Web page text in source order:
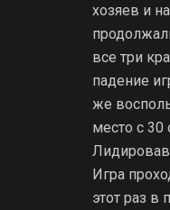
хозяев и
все три
падение
же
место с 30
Игра
этот раз в